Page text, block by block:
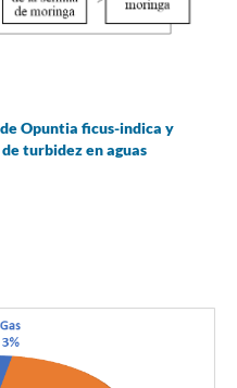
Opuntia ficus-indica y
turbidez en aguas